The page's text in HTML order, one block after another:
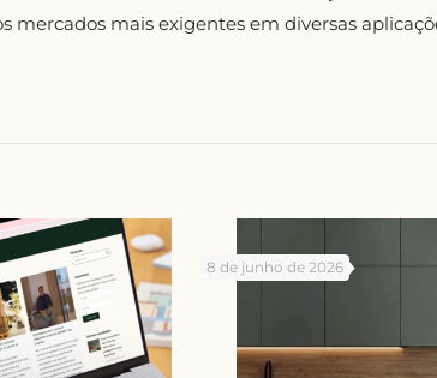
mais exigentes em diversas
8 de junho de 2026